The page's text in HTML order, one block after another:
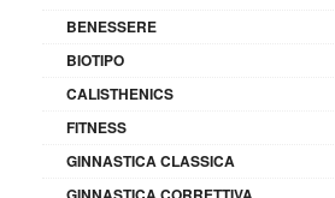
BENESSERE
BIOTIPO
CALISTHENICS
FITNESS
GINNASTICA CLASSICA